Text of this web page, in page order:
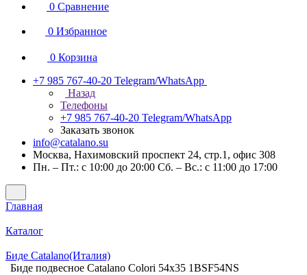
0 Сравнение
0 Избранное
0 Корзина
+7 985 767-40-20 Telegram/WhatsApp
Назад
Телефоны
+7 985 767-40-20 Telegram/WhatsApp
Заказать звонок
info@catalano.su
Москва, Нахимовский проспект 24, стр.1, офис 308
Пн. – Пт.: с 10:00 до 20:00 Сб. – Вс.: с 11:00 до 17:00
Главная
Каталог
Биде Catalano(Италия)
Биде подвесное Catalano Colori 54x35 1BSF54NS